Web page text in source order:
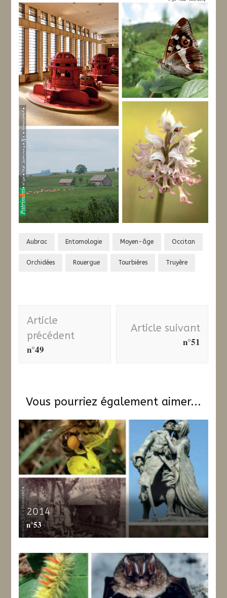
Aubrac Entomologie Moyen-âge Occitan
Orchidées Rouergue Tourbières Truyère
Navigation
d'article
Article
précédent
n°49
Article suivant
n°51
Vous pourriez également aimer...
2014
n°53